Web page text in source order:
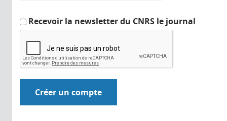
Recevoir la newsletter du CNRS le journal